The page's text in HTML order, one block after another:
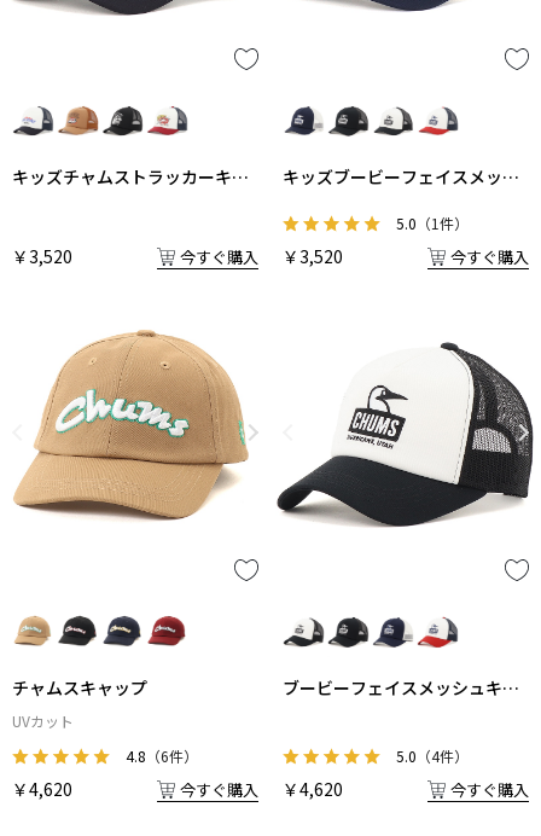
キッズチャムストラッカーキャ
￥3,520 今すぐ購入
キッズブービーフェイスメッシ
5.0 （1件）
￥3,520 今すぐ購入
チャムスキャップ
UVカット
4.8 （6件）
￥4,620 今すぐ購入
ブービーフェイスメッシュキャ
5.0 （4件）
￥4,620 今すぐ購入